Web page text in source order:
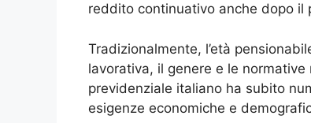
reddito continuativo anche dopo il
Tradizionalmente, l’età
lavorativa, il genere e le
previdenziale italiano ha subito
esigenze economiche e